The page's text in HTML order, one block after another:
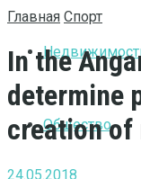
Общество
Главная Спорт
In the
determine
creation of
24.05.2018